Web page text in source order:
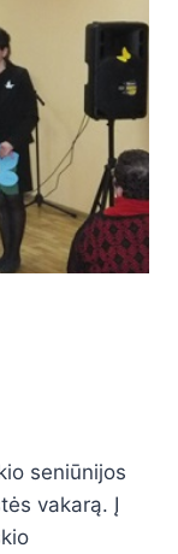
seniūnijos
vakarą. Į